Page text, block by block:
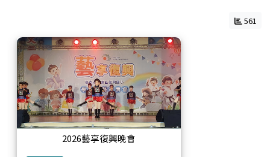
561
2026藝享復興晚會